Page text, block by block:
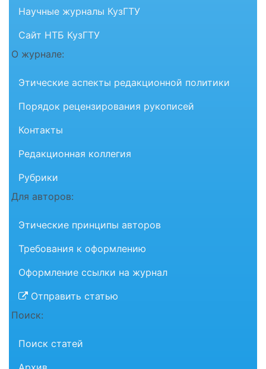
Научные журналы КузГТУ
Сайт НТБ КузГТУ
О журнале:
Этические аспекты редакционной политики
Порядок рецензирования рукописей
Контакты
Редакционная коллегия
Рубрики
Для авторов:
Этические принципы авторов
Требования к оформлению
Оформление ссылки на журнал
Отправить статью
Поиск:
Поиск статей